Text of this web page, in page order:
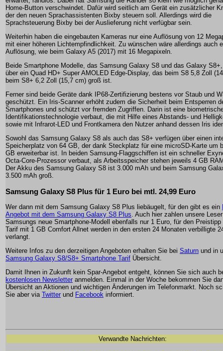
Home-Button verschwindet. Dafür wird seitlich am Gerät ein zusätzlicher
der den neuen Sprachassistenten Bixby steuern soll. Allerdings wird die
Sprachsteuerung Bixby bei der Auslieferung nicht verfügbar sein.
Weiterhin haben die eingebauten Kameras nur eine Auflösung von 12
mit einer höheren Lichtempfindlichkeit. Zu wünschen wäre allerdings auch
Auflösung, wie beim Galaxy A5 (2017) mit 16 Megapixeln.
Beide Smartphone Modelle, das Samsung Galaxy S8 und das Galaxy
über ein Quad HD+ Super AMOLED Edge-Display, das beim S8 5,8 Zoll
beim S8+ 6,2 Zoll (15,7 cm) groß ist.
Ferner sind beide Geräte dank IP68-Zertifizierung bestens vor Staub und
geschützt. Ein Iris-Scanner erhöht zudem die Sicherheit beim Entsperren
Smartphones und schützt vor fremden Zugriffen. Darin ist eine
Identifikationstechnologie verbaut, die mit Hilfe eines Abstands- und
sowie mit Infrarot-LED und Frontkamera den Nutzer anhand dessen Iris
Sowohl das Samsung Galaxy S8 als auch das S8+ verfügen über einen
Speicherplatz von 64 GB, der dank Steckplatz für eine microSD-Karte um
GB erweiterbar ist. In beiden Samsung-Flaggschiffen ist ein schneller
Octa-Core-Prozessor verbaut, als Arbeitsspeicher stehen jeweils 4 GB
Der Akku des Samsung Galaxy S8 ist 3.000 mAh und beim Samsung
3.500 mAh groß.
Samsung Galaxy S8 Plus für 1 Euro bei mtl. 24,99 Euro
Wer dann mit dem Samsung Galaxy S8 Plus liebäugelt, für den gibt es ein
Angebot mit dem Samsung Galaxy S8 Plus . Auch hier zahlen unsere
Samsungs neue Smartphone-Modell ebenfalls nur 1 Euro, für den Preistipp
Tarif mit 1 GB Comfort Allnet werden in den ersten 24 Monaten verbilligte
verlangt.
Weitere Infos zu den derzeitigen Angeboten erhalten Sie bei Saturn und in
Samsung Galaxy S8/S8+ Smartphone Tarif Übersicht.
Damit Ihnen in Zukunft kein Spar-Angebot entgeht, können Sie sich auch
kostenlosen Newsletter anmelden. Einmal in der Woche bekommen Sie
Übersicht an Aktionen und wichtigen Änderungen im Telefonmarkt. Noch
Sie aber via Twitter und Facebook informiert.
Verwandte Nachrichten: